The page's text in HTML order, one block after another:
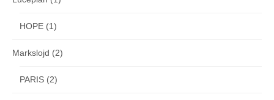
HOPE (1)
Markslojd (2)
PARIS (2)